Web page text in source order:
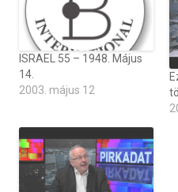
ISRAEL 55 – 1948. Május
14.
2003. május 12